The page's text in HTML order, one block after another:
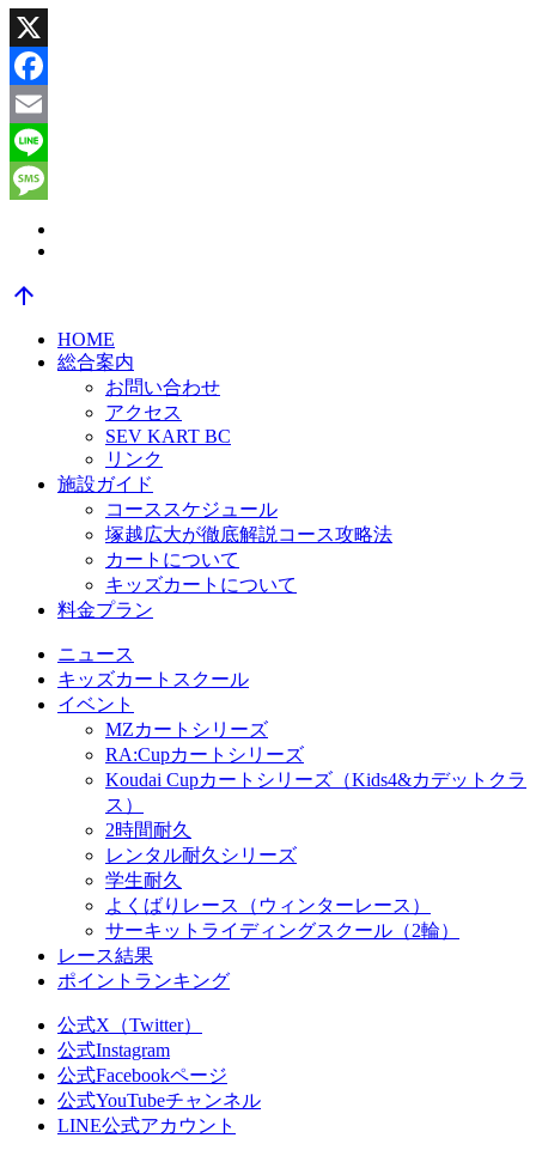
X
Facebook
Email
Line
arrow_upward
HOME
総合案内
お問い合わせ
アクセス
SEV KART BC
リンク
施設ガイド
コーススケジュール
塚越広大が徹底解説コース攻略法
カートについて
キッズカートについて
料金プラン
ニュース
キッズカートスクール
イベント
MZカートシリーズ
RA:Cupカートシリーズ
Koudai Cupカートシリーズ（Kids4&カデットクラ
ス）
2時間耐久
レンタル耐久シリーズ
学生耐久
よくばりレース（ウィンターレース）
サーキットライディングスクール（2輪）
レース結果
ポイントランキング
公式X（Twitter）
公式Instagram
公式Facebookページ
公式YouTubeチャンネル
LINE公式アカウント